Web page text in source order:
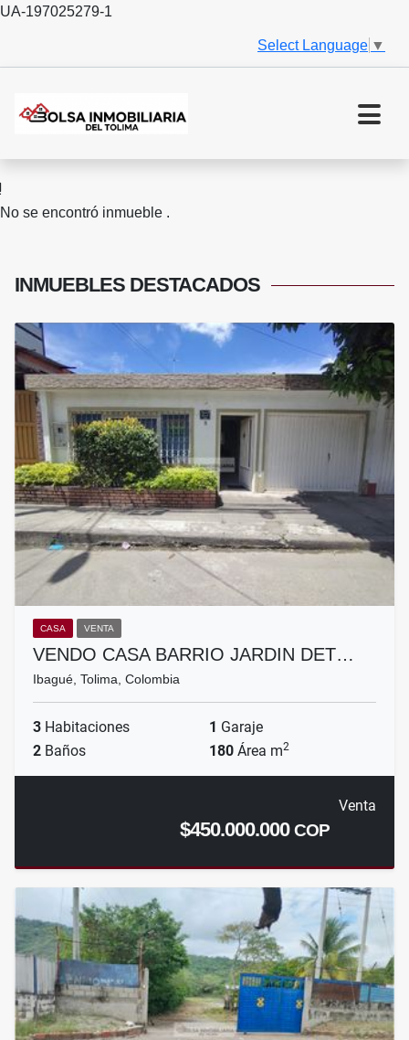
UA-197025279-1
Select Language ▼
No se encontró inmueble .
INMUEBLES DESTACADOS
CASA VENTA
VENDO CASA BARRIO JARDIN DET…
Ibagué, Tolima, Colombia
3 Habitaciones 1 Garaje
2 Baños 180 Área m2
Venta
$450.000.000COP